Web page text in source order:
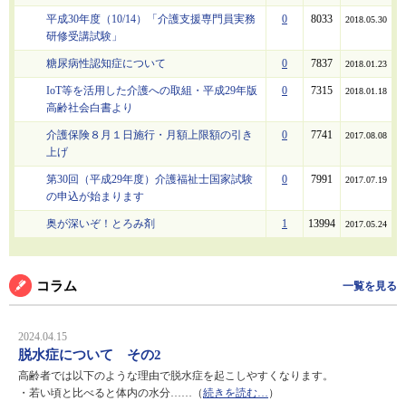
平成30年度（10/14）「介護支援専門員実務
研修受講試験」
0 8033 2018.05.30
糖尿病性認知症について 0 7837 2018.01.23
IoT等を活用した介護への取組・平成29年版
高齢社会白書より
0 7315 2018.01.18
介護保険８月１日施行・月額上限額の引き
上げ
0 7741 2017.08.08
第30回（平成29年度）介護福祉士国家試験
の申込が始まります
0 7991 2017.07.19
奥が深いぞ！とろみ剤 1 13994 2017.05.24
コラム 一覧を見る
2024.04.15
脱水症について その2
高齢者では以下のような理由で脱水症を起こしやすくなります。
・若い頃と比べると体内の水分……（続きを読む… ）